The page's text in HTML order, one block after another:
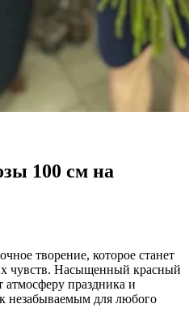
100 см на
творение, которое станет
чувств. Насыщенный красный
атмосферу праздника и
незабываемым для любого